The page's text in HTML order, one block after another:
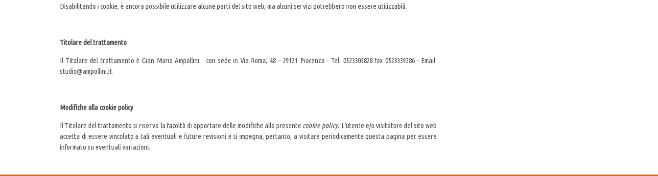
Disabilitando i cookie, è ancora possibile utilizzare alcune parti del sito web, ma alcuni servizi potrebbero non essere utilizzabili.
Titolare del trattamento
Il Titolare del trattamento è Gian Mario Ampollini con sede in Via Roma, 48 – 29121 Piacenza - Tel. 0523305828 fax 0523339286 - Email:
studio@ampollini.it.
Modifiche alla cookie policy
Il Titolare del trattamento si riserva la facoltà di apportare delle modifiche alla presente cookie policy. L’utente e/o visitatore del sito web
accetta di essere vincolato a tali eventuali e future revisioni e si impegna, pertanto, a visitare periodicamente questa pagina per essere
informato su eventuali variazioni.